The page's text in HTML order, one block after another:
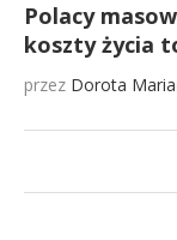
Polacy
koszty życia
przez Dorota